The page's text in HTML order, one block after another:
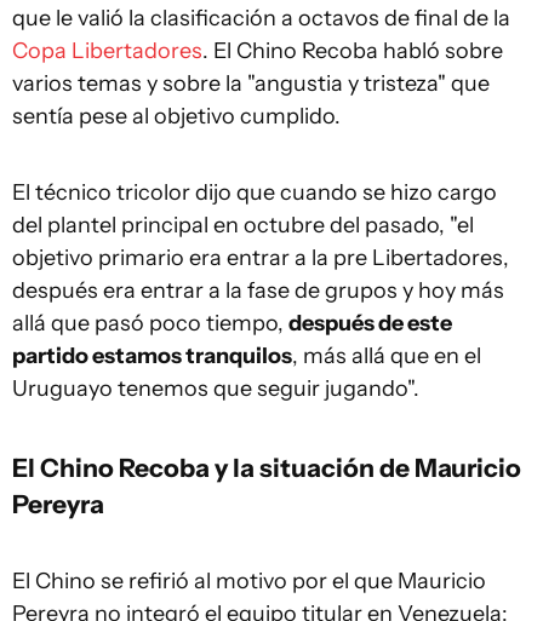
que le valió la clasificación a octavos de final de la
Copa Libertadores. El Chino Recoba habló sobre
varios temas y sobre la "angustia y tristeza" que
sentía pese al objetivo cumplido.
El técnico tricolor dijo que cuando se hizo cargo
del plantel principal en octubre del pasado, "el
objetivo primario era entrar a la pre Libertadores,
después era entrar a la fase de grupos y hoy más
allá que pasó poco tiempo, después de este
partido estamos tranquilos, más allá que en el
Uruguayo tenemos que seguir jugando".
El Chino Recoba y la situación de Mauricio
Pereyra
El Chino se refirió al motivo por el que Mauricio
Pereyra no integró el equipo titular en Venezuela: